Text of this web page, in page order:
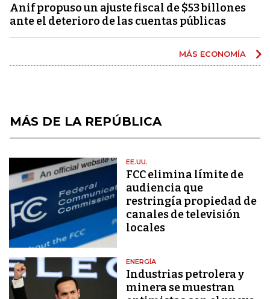
Anif propuso un ajuste fiscal de $53 billones
ante el deterioro de las cuentas públicas
MÁS ECONOMÍA
MÁS DE LA REPÚBLICA
EE.UU.
FCC elimina límite de
audiencia que
restringía propiedad de
canales de televisión
locales
ENERGÍA
Industrias petrolera y
minera se muestran